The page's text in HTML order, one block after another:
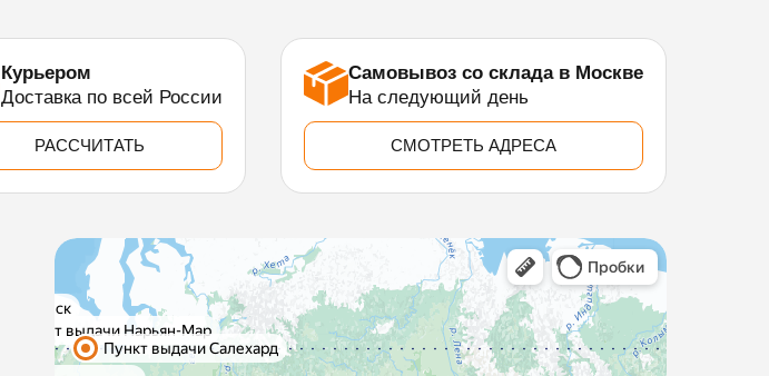
Курьером
Доставка по всей России
РАССЧИТАТЬ
Самовывоз со склада в Москве
На следующий день
СМОТРЕТЬ АДРЕСА